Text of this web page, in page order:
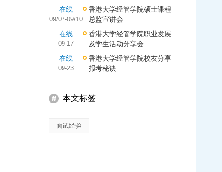
在线
09/07-09/10
香港大学经管学院硕士课程
总监宣讲会
在线
09-17
香港大学经管学院职业发展
及学生活动分享会
在线
09-23
香港大学经管学院校友分享
报考秘诀
本文标签
面试经验